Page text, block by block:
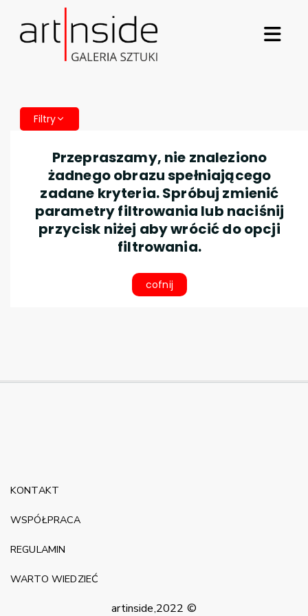
Filtry
Przepraszamy, nie znaleziono
żadnego obrazu spełniającego
zadane kryteria. Spróbuj zmienić
parametry filtrowania lub naciśnij
przycisk niżej aby wrócić do opcji
filtrowania.
cofnij
artinside,2022 ©
KONTAKT
WSPÓŁPRACA
REGULAMIN
WARTO WIEDZIEĆ